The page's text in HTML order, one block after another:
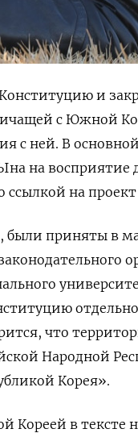
и
с Южной
с ней. В
на восприятие
ссылкой на
приняты в
что
Народной
Корея».
в тексте